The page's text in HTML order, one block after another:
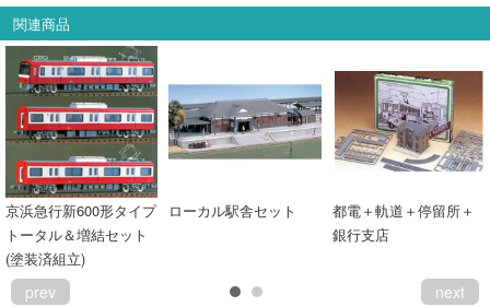
関連商品
京浜急行新600形タイプ
トータル＆増結セット
(塗装済組立)
ローカル駅舎セット
都電＋軌道＋停留所＋
銀行支店
prev next